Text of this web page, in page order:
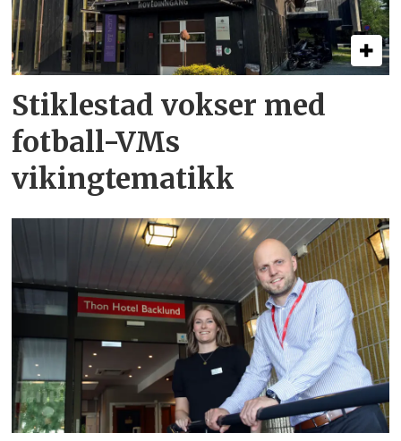
Stiklestad vokser med
fotball-VMs
vikingtematikk